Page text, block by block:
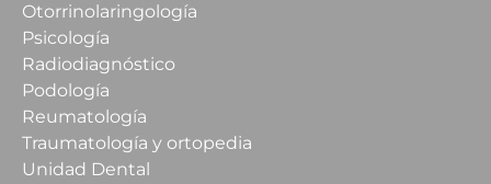
Otorrinolaringología
Psicología
Radiodiagnóstico
Podología
Reumatología
Traumatología y ortopedia
Unidad Dental